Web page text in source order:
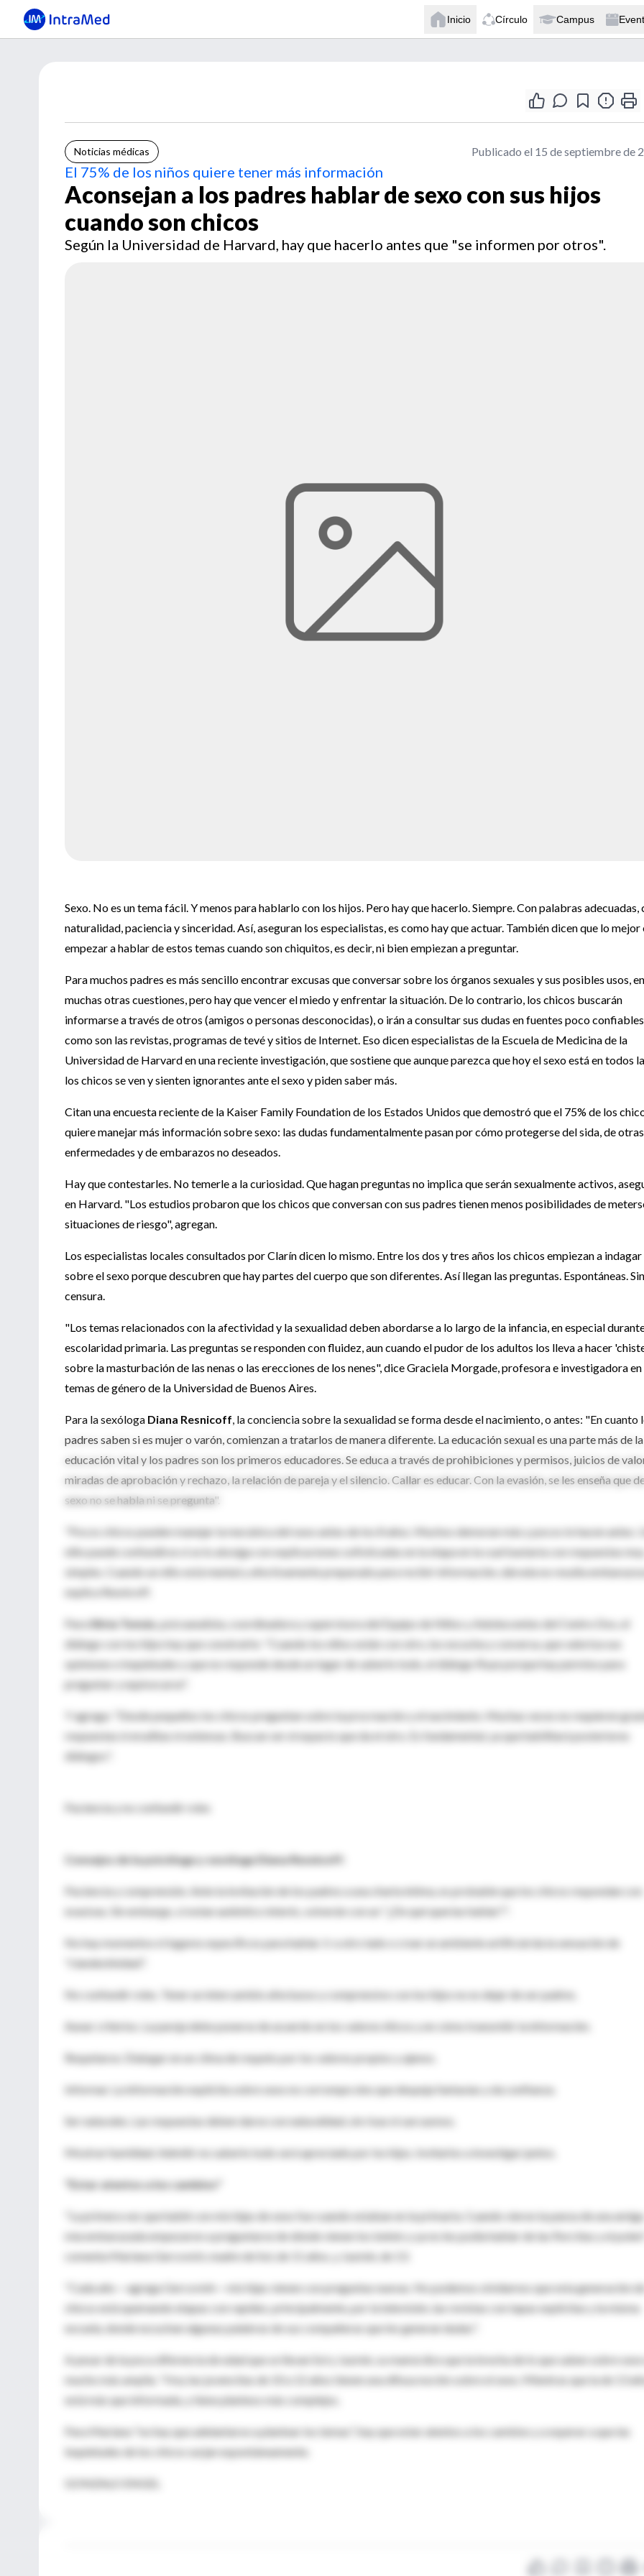
Inicio Círculo Campus
Noticias médicas Publicado el 15 de septiembre de
El 75% de los niños quiere tener más información
Aconsejan a los padres hablar de sexo con sus hijos
cuando son chicos
Según la Universidad de Harvard, hay que hacerlo antes que "se informen por otros".
Sexo. No es un tema fácil. Y menos para hablarlo con los hijos. Pero hay que hacerlo. Siempre. Con palabras adecuadas,
naturalidad, paciencia y sinceridad. Así, aseguran los especialistas, es como hay que actuar. También dicen que lo mejor
empezar a hablar de estos temas cuando son chiquitos, es decir, ni bien empiezan a preguntar.
Para muchos padres es más sencillo encontrar excusas que conversar sobre los órganos sexuales y sus posibles usos,
muchas otras cuestiones, pero hay que vencer el miedo y enfrentar la situación. De lo contrario, los chicos buscarán
informarse a través de otros (amigos o personas desconocidas), o irán a consultar sus dudas en fuentes poco confiables
como son las revistas, programas de tevé y sitios de Internet. Eso dicen especialistas de la Escuela de Medicina de la
Universidad de Harvard en una reciente investigación, que sostiene que aunque parezca que hoy el sexo está en todos
los chicos se ven y sienten ignorantes ante el sexo y piden saber más.
Citan una encuesta reciente de la Kaiser Family Foundation de los Estados Unidos que demostró que el 75% de los
quiere manejar más información sobre sexo: las dudas fundamentalmente pasan por cómo protegerse del sida, de otras
enfermedades y de embarazos no deseados.
Hay que contestarles. No temerle a la curiosidad. Que hagan preguntas no implica que serán sexualmente activos,
en Harvard. "Los estudios probaron que los chicos que conversan con sus padres tienen menos posibilidades de
situaciones de riesgo", agregan.
Los especialistas locales consultados por Clarín dicen lo mismo. Entre los dos y tres años los chicos empiezan a indagar
sobre el sexo porque descubren que hay partes del cuerpo que son diferentes. Así llegan las preguntas. Espontáneas. Sin
censura.
"Los temas relacionados con la afectividad y la sexualidad deben abordarse a lo largo de la infancia, en especial
escolaridad primaria. Las preguntas se responden con fluidez, aun cuando el pudor de los adultos los lleva a hacer
sobre la masturbación de las nenas o las erecciones de los nenes", dice Graciela Morgade, profesora e investigadora en
temas de género de la Universidad de Buenos Aires.
Para la sexóloga Diana Resnicoff , la conciencia sobre la sexualidad se forma desde el nacimiento, o antes: "En cuanto
padres saben si es mujer o varón, comienzan a tratarlos de manera diferente. La educación sexual es una parte más de la
educación vital y los padres son los primeros educadores. Se educa a través de prohibiciones y permisos, juicios de
miradas de aprobación y rechazo, la relación de pareja y el silencio. Callar es educar. Con la evasión, se les enseña que
sexo no se habla ni se pregunta".
"Pocos chicos pueden manejar la mecánica del sexo antes de los 8 años. Muchos demoran más y pocos lo hacen antes.
niño puede confundirse si se lo atosiga con explicaciones sofisticadas en la etapa en la cual bastaría con respuestas
simples. Cuando un niño está mental y afectivamente preparado para recibir información, dársela no resulta
explica Resnicoff.
ParaSilvia Tomás, psicoanalista, coordinadora y supervisora del Equipo de Niños y Adolescentes del Centro Dos, el
diálogo con los hijos hay que construirlo: "Cuando los niños están con otro, los escucha y conversa, que valoriza sus
opiniones e inquietudes y que no responde desde un lugar de saberlo todo, el diálogo fluye porque hay permiso para
preguntar y equivocarse".
Y agrega: "Desde pequeños los chicos preguntan sobre la procreación y el nacimiento. Muchas veces no requieren
respuestas ni eruditas ni extensas. Buscan ver el espacio que da el otro. Es fundamental, ya que habilitará posteriores
diálogos".
Paciencia y no confundir roles
Consejos de la psicóloga y sexóloga Diana Resnicoff:
Paciencia y comprensión. Ante la invitación de los padres a una charla íntima, es probable que los chicos respondan con
evasivas. Sin embargo, si notan auténtico interés, volverán con un "¿De qué querías hablar?".
No hay momentos ni lugares específicos para hablar. Ir a otro lado o crear un ambiente artificial da la sensación de
"clandestinidad".
No confundir roles. Tener un intercambio afectuoso y comprensivo con los hijos no es dejar de ser padres.
Aunar criterios. La pareja debe ponerse de acuerdo en los valores éticos y en cómo transmitir la información.
Respetarse. Dialogar en un clima de respeto por los valores propios y ajenos.
Informar. La información explícita sobre sexo no corrompe sino que despeja fantasías y da confianza.
Ser naturales. Las respuestas deben darse con naturalidad, sin risas ni sarcasmos.
Mostrar humildad. Admitir no saberlo todo será apreciado por los hijos. Invitarlos a investigar juntos.
"Estar atentos a los cambios"
"La primera vez que hablé con mis hijas de sexo fue cuando estaban en la primaria. Cuando vieron la panza de una amiga
mía embarazada empezaron a preguntarse de dónde vienen los bebés y ya no les podía hablar de las florcitas y el
comenta Mariana Gercovich, madre de Sol, de 11 años, y Jazmín, de 13.
"Cada año —agrega Gercovivh— mis hijas vienen con preguntas nuevas. No podemos olvidarnos que esta generación
chicos está quemando etapas con rapidez, principalmente, por la televisión, las revistas con tapas explícitas y la misma
escuela, donde escuchan algunas palabras de sus compañeras que les generan dudas".
A pesar de la poca diferencia de edad que se llevan Sol y Jazmín, su mamá dice que la brecha de lo que saben sobre
mucho más amplia. "Hoy las jovencitas de 10 a 12 años tienen una difusa noción sobre el sexo. Mientras que la de 13
está más que informada, y tiene planteos más complejos.
Para Mariana "no hay que adelantarse a plantear los temas", hay que estar atentos a los cambios y a esperar a que las
inquietudes de los chicos surjan espontáneamente.
GONZALO ENGEL